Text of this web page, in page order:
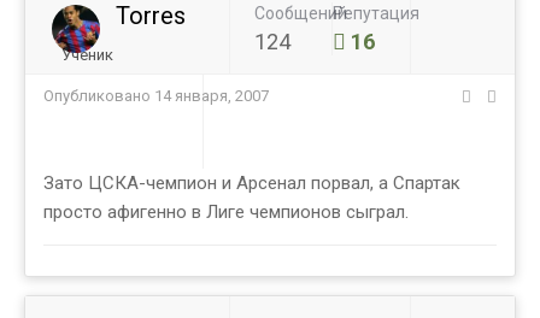
Torres
Ученик
Сообщений
124
Репутация
16
Опубликовано 14 января, 2007
Зато ЦСКА-чемпион и Арсенал порвал, а Спартак
просто афигенно в Лиге чемпионов сыграл.